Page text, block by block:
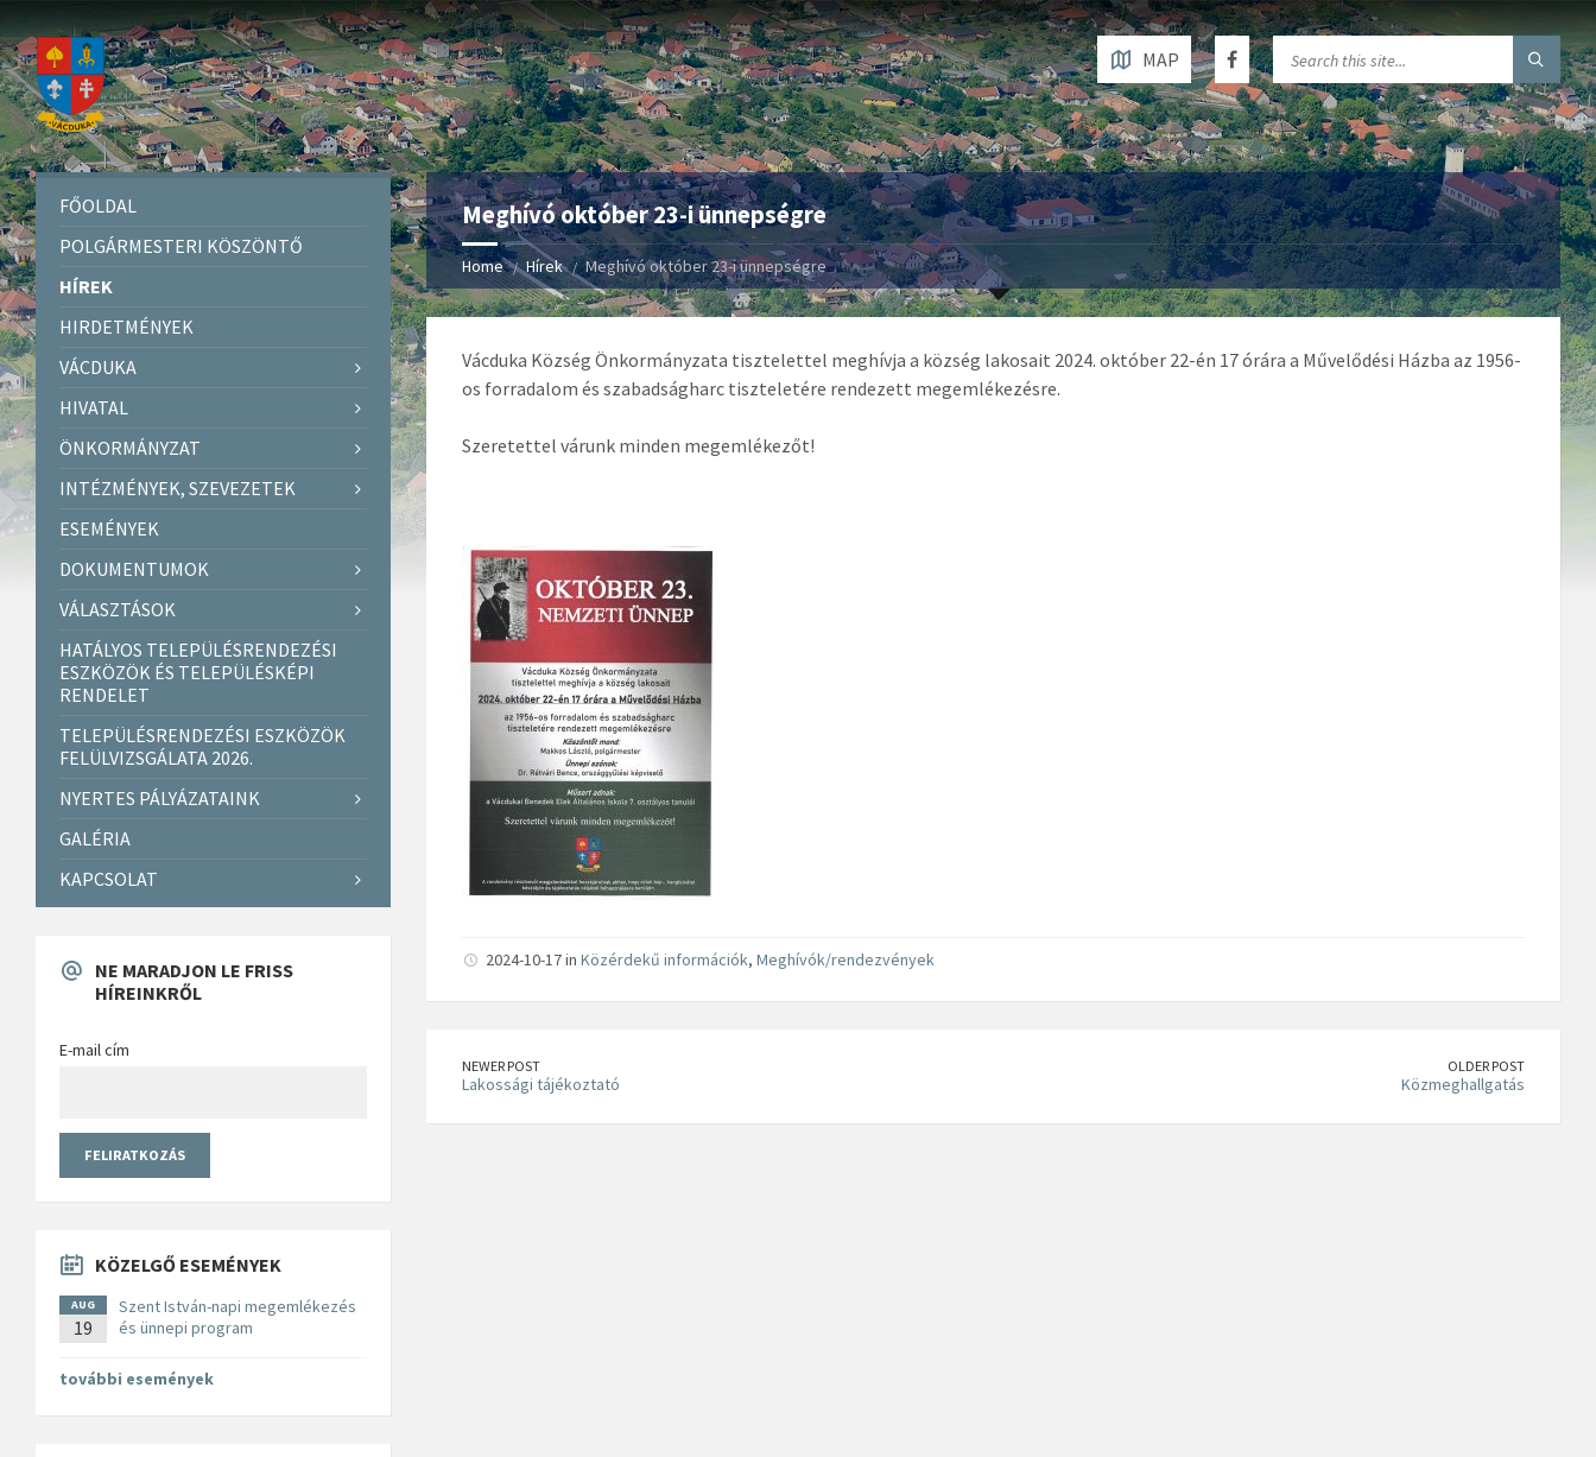
MAP
Meghívó október 23-i ünnepségre
Home Hírek Meghívó október 23-i ünnepségre
Vácduka Község Önkormányzata tisztelettel meghívja a község lakosait 2024. október 22-én 17 órára a Művelődési Házba az 1956-
os forradalom és szabadságharc tiszteletére rendezett megemlékezésre.
Szeretettel várunk minden megemlékezőt!
2024-10-17 in Közérdekű információk, Meghívók/rendezvények
NEWER POST
Lakossági tájékoztató
OLDER POST
Közmeghallgatás
FŐOLDAL
POLGÁRMESTERI KÖSZÖNTŐ
HÍREK
HIRDETMÉNYEK
VÁCDUKA
HIVATAL
ÖNKORMÁNYZAT
INTÉZMÉNYEK, SZEVEZETEK
ESEMÉNYEK
DOKUMENTUMOK
VÁLASZTÁSOK
HATÁLYOS TELEPÜLÉSRENDEZÉSI
ESZKÖZÖK ÉS TELEPÜLÉSKÉPI
RENDELET
TELEPÜLÉSRENDEZÉSI ESZKÖZÖK
FELÜLVIZSGÁLATA 2026.
NYERTES PÁLYÁZATAINK
GALÉRIA
KAPCSOLAT
NE MARADJON LE FRISS
HÍREINKRŐL
E-mail cím
KÖZELGŐ ESEMÉNYEK
AUG
19
Szent István-napi megemlékezés
és ünnepi program
további események